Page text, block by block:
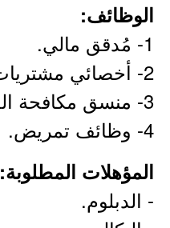
الوظائف:
1- مُدقق مالي.
2- أخصائي مشتريات.
3- منسق مكافحة العدوى.
4- وظائف تمريض.
المؤهلات المطلوبة:
- الدبلوم.